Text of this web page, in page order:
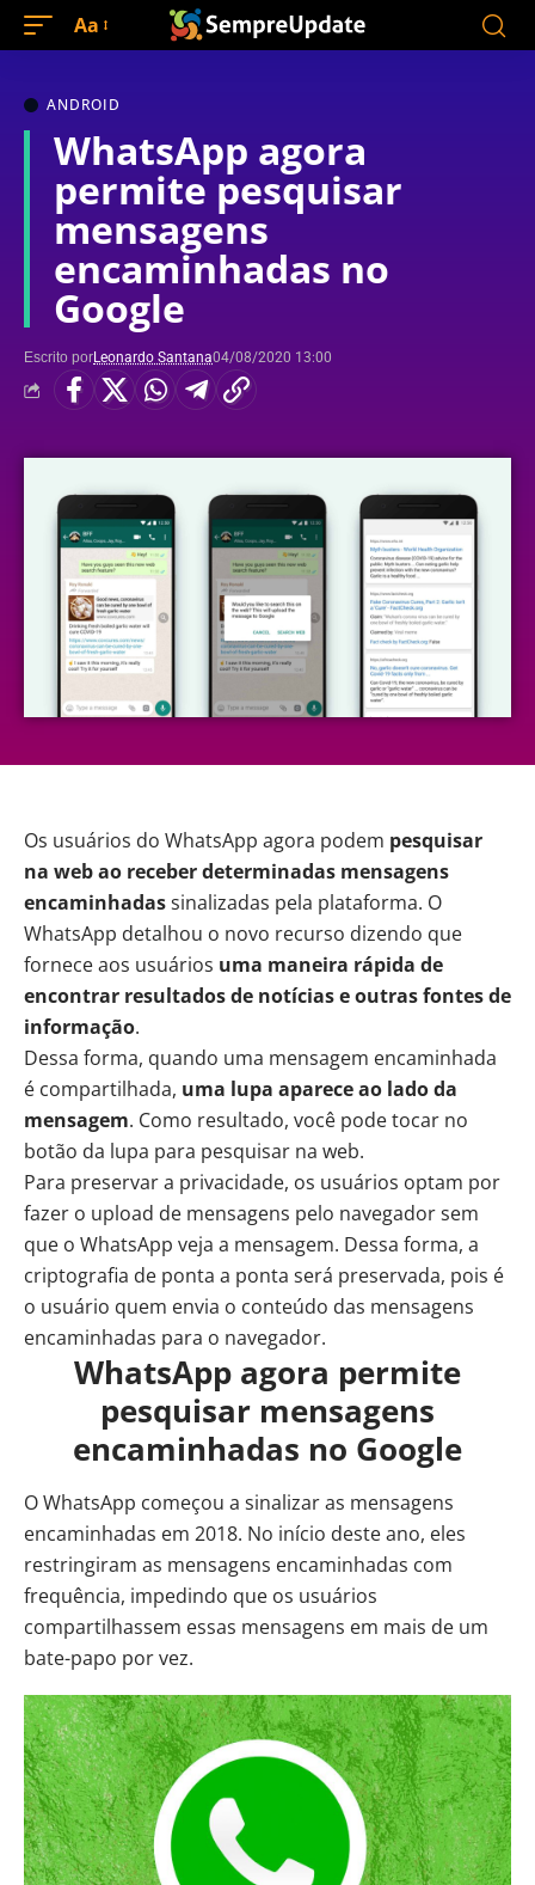
Aa
ANDROID
WhatsApp agora
permite pesquisar
mensagens
encaminhadas no
Google
Escrito porLeonardo Santana04/08/2020 13:00
Os usuários do WhatsApp agora podem pesquisar
na web ao receber determinadas mensagens
encaminhadassinalizadas pela plataforma. O
WhatsApp detalhou o novo recurso dizendo que
fornece aos usuários uma maneira rápida de
encontrar resultados de notícias e outras fontes de
informação.
Dessa forma, quando uma mensagem encaminhada
é compartilhada, uma lupa aparece ao lado da
mensagem. Como resultado, você pode tocar no
botão da lupa para pesquisar na web.
Para preservar a privacidade, os usuários optam por
fazer o upload de mensagens pelo navegador sem
que o WhatsApp veja a mensagem. Dessa forma, a
criptografia de ponta a ponta será preservada, pois é
o usuário quem envia o conteúdo das mensagens
encaminhadas para o navegador.
WhatsApp agora permite
pesquisar mensagens
encaminhadas no Google
O WhatsApp começou a sinalizar as mensagens
encaminhadas em 2018. No início deste ano, eles
restringiram as mensagens encaminhadas com
frequência, impedindo que os usuários
compartilhassem essas mensagens em mais de um
bate-papo por vez.